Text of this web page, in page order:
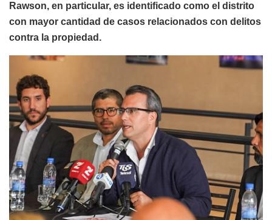
Rawson, en particular, es identificado como el distrito
con mayor cantidad de casos relacionados con delitos
contra la propiedad.